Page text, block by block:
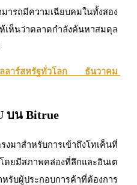
ด้ทันที
รถมีความเฉียบคมในทั้งสอง
ห็นว่าตลาดกำลังค้นหาสมดุล
ลลาร์สหรัฐทั่วโลก ธันวาคม
บน Bitrue
มาสำหรับการเข้าถึงโทเค็นที่
ดยมีสภาพคล่องที่ลึกและอินเต
รับผู้ประกอบการค้าที่ต้องการ